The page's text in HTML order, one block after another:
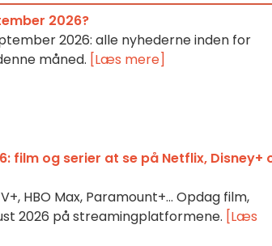
2026?
2026: alle nyhederne inden for
måned. [Læs mere]
film og serier at se på Netflix, Disney+
HBO Max, Paramount+… Opdag film,
2026 på streamingplatformene. [Læs